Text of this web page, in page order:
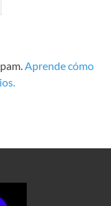
Aprende cómo